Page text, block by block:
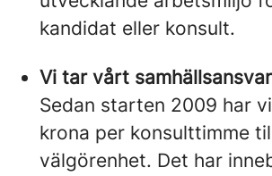
kandidat eller konsult.
Vi tar vårt
Sedan starten 2009 har
krona per konsulttimme
välgörenhet. Det har